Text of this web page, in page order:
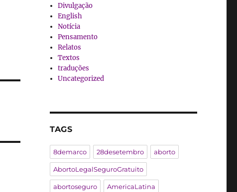
Divulgação
English
Notícia
Pensamento
Relatos
Textos
traduções
Uncategorized
TAGS
8demarco 28desetembro aborto
AbortoLegalSeguroGratuito
abortoseguro AmericaLatina